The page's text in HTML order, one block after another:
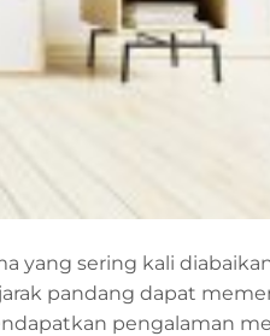
yang sering kali
pandang dapat
pengalaman